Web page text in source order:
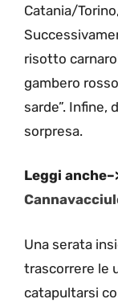
Catania/
risotto
gambero
sarde”. Infine,
sorpresa.
Leggi
Una serata
trascorrere le
catapultarsi